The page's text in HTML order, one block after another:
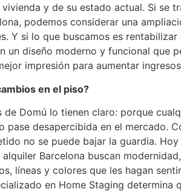
y de su estado actual. Si se
podemos considerar una
Y si lo que buscamos es
un diseño moderno y funcional que
impresión para aumentar
en el piso?
de Domú lo tienen claro: porque
pase desapercibida en el mercado.
no se puede bajar la guardia.
Barcelona buscan
líneas y colores que les hagan
en Home Staging determina